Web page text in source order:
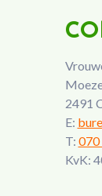
2491
E:
T: 070
KvK: